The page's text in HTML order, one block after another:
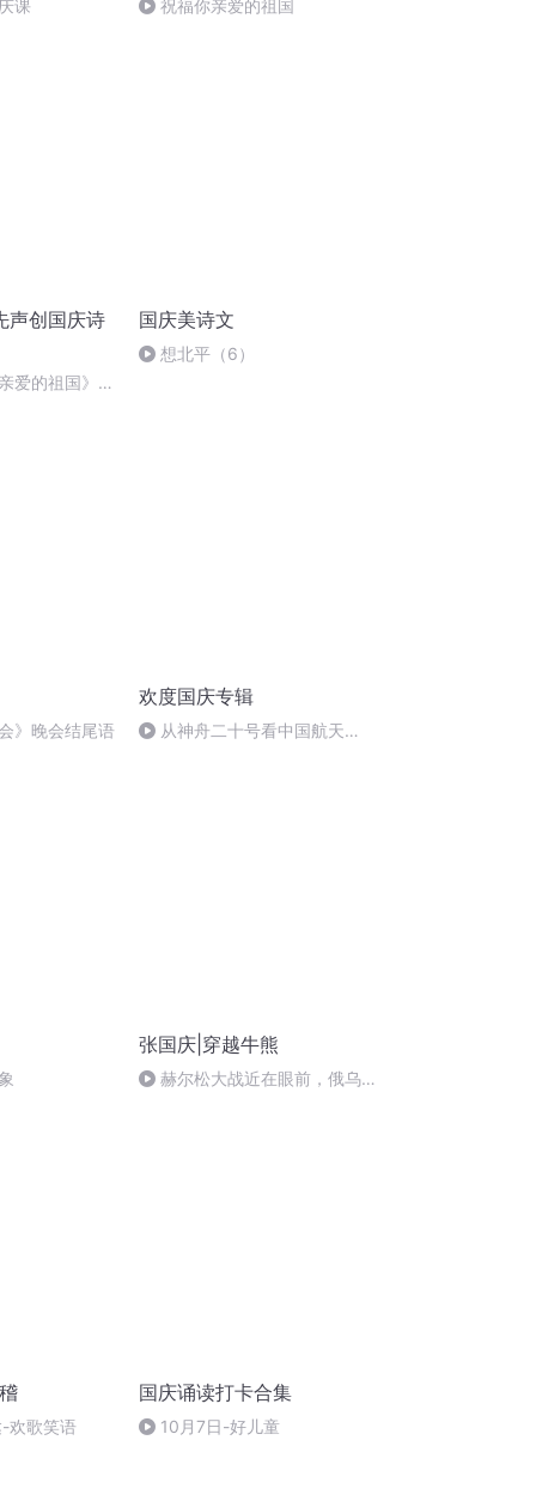
课 祝福你亲爱的祖国
声创国庆诗
爱的祖国》温
国庆美诗文
想北平（6）
》晚会结尾语
欢度国庆专辑
从神舟二十号看中国航天
张国庆|穿越牛熊
赫尔松大战近在眼前，俄乌冲
欢歌笑语
国庆诵读打卡合集
10月7日-好儿童